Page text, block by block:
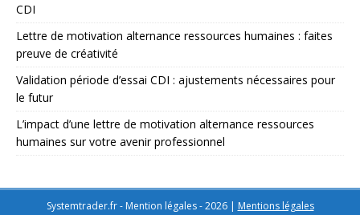
CDI
Lettre de motivation alternance ressources humaines : faites
preuve de créativité
Validation période d’essai CDI : ajustements nécessaires pour
le futur
L’impact d’une lettre de motivation alternance ressources
humaines sur votre avenir professionnel
Systemtrader.fr - Mention légales - 2026 | Mentions légales